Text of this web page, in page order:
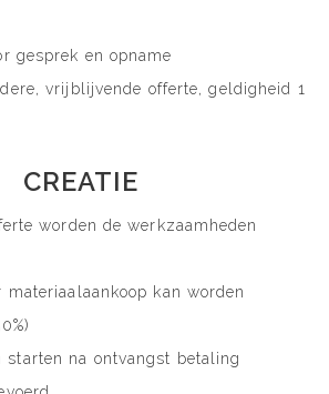
gesprek en opname
vrijblijvende offerte, geldigheid 1
CREATIE
worden de werkzaamheden
materiaalaankoop kan worden
starten na ontvangst betaling